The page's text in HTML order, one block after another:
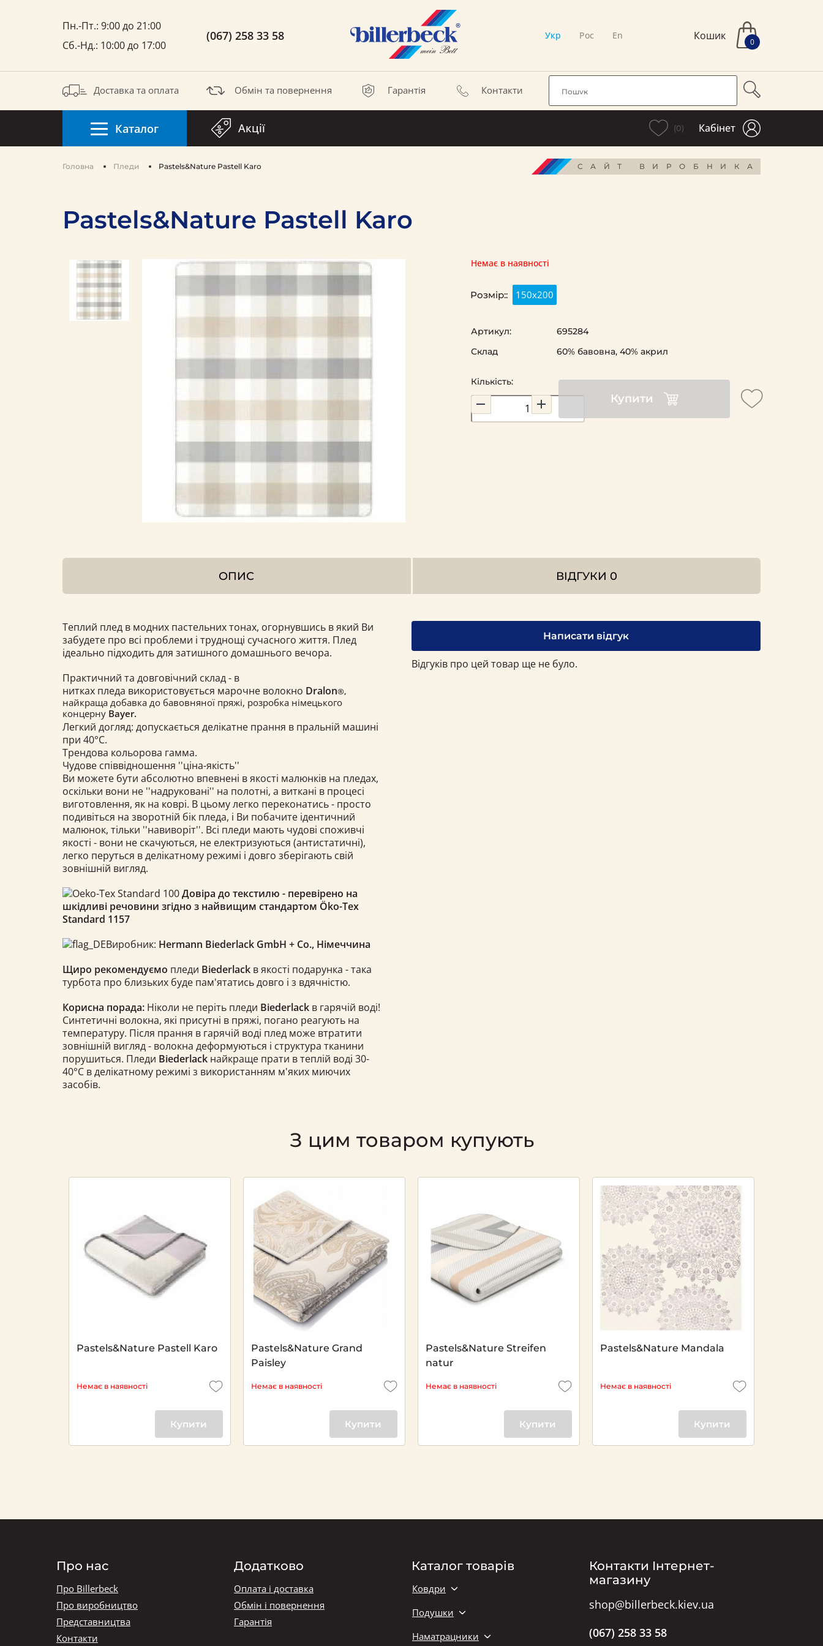
Пн.-Пт.: 9:00 до 21:00
Сб.-Нд.: 10:00 до 17:00
(067) 258 33 58 Укр Рос En Кошик 0
Доставка та оплата Обмін та повернення Гарантія Контакти
Каталог Акції (0) Кабінет
Головна Пледи Pastels&Nature Pastell Karo САЙТ ВИРОБНИКА
Pastels&Nature Pastell Karo
Немає в наявності
Розмір:: 150х200
Кількість:
Купити
Артикул:
695284
Склад
60% бавовна, 40% акрил
ОПИС ВІДГУКИ 0
Теплий плед в модних пастельних тонах, огорнувшись в який Ви
забудете про всі проблеми і труднощі сучасного життя. Плед
ідеально підходить для затишного домашнього вечора.
Практичний та довговічний склад - в
нитках пледа використовується марочне волокно Dralon®,
найкраща добавка до бавовняної пряжі, розробка німецького
концерну Bayer.
Легкий догляд: допускається делікатне прання в пральній машині
при 40°С.
Трендова кольорова гамма.
Чудове співвідношення ''ціна-якість''
Ви можете бути абсолютно впевнені в якості малюнків на пледах,
оскільки вони не ''надруковані'' на полотні, а виткані в процесі
виготовлення, як на коврі. В цьому легко переконатись - просто
подивіться на зворотній бік пледа, і Ви побачите ідентичний
малюнок, тільки ''навиворіт''. Всі пледи мають чудові споживчі
якості - вони не скачуються, не електризуються (антистатичні),
легко перуться в делікатному режимі і довго зберігають свій
зовнішній вигляд.
Довіра до текстилю - перевірено на
шкідливі речовини згідно з найвищим стандартом Öko-Tex
Standard 1157​
Виробник: Hermann Biederlack GmbH + Co., Німеччина
Щиро рекомендуємо пледи Biederlack в якості подарунка - така
турбота про близьких буде пам'ятатись довго і з вдячністю.
Корисна порада: Ніколи не періть пледи Biederlack в гарячій воді!
Синтетичні волокна, які присутні в пряжі, погано реагують на
температуру. Після прання в гарячій воді плед може втратити
зовнішній вигляд - волокна деформуються і структура тканини
порушиться. Пледи Biederlack найкраще прати в теплій воді 30-
40°С в делікатному режимі з використанням м'яких миючих
засобів.
Написати відгук
Відгуків про цей товар ще не було.
З цим товаром купують
Pastels&Nature Pastell Karo
Немає в наявності
Купити
Pastels&Nature Grand
Paisley
Немає в наявності
Купити
Pastels&Nature Streifen
natur
Немає в наявності
Купити
Pastels&Nature Mandala
Немає в наявності
Купити
Каталог товарів
Ковдри
Подушки
Наматрацники
Про нас
Про Billerbeck
Про виробництво
Представництва
Контакти
Додатково
Оплата і доставка
Обмін і повернення
Гарантія
Контакти Інтернет-
магазину
shop@billerbeck.kiev.ua
(067) 258 33 58